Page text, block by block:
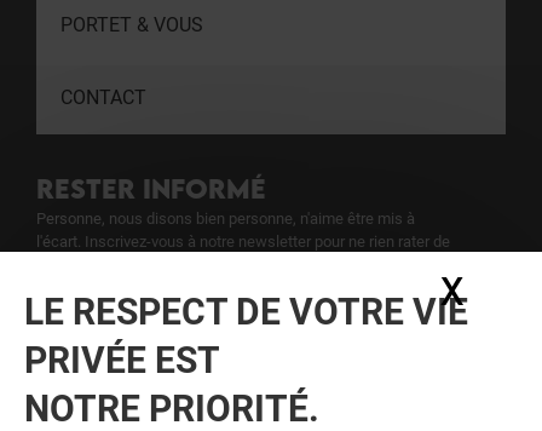
PORTET & VOUS
CONTACT
RESTER INFORMÉ
Personne, nous disons bien personne, n'aime être mis à
l'écart. Inscrivez-vous à notre newsletter pour ne rien rater de
Voir notre politique de protection des
données personelles.
LE RESPECT DE VOTRE VIE
PRIVÉE EST
NOTRE PRIORITÉ.
X